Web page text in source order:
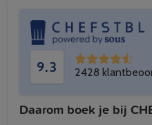
9.3 2428
Daarom boek je bij